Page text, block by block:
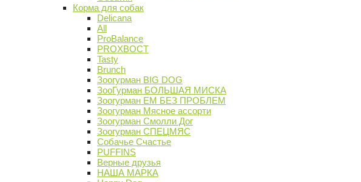
Корма для собак
Delicana
All
ProBalance
PROХВОСТ
Tasty
Brunch
Зоогурман BIG DOG
ЗооГурман БОЛЬШАЯ МИСКА
Зоогурман ЕМ БЕЗ ПРОБЛЕМ
Зоогурман Мясное ассорти
Зоогурман Смолли Дог
Зоогурман СПЕЦМЯС
Собачье Счастье
PUFFINS
Верные друзья
НАША МАРКА